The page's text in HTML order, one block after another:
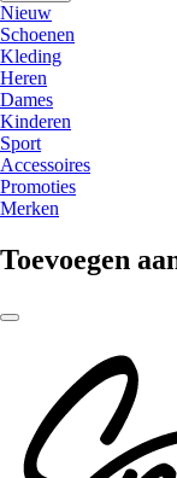
Nieuw
Schoenen
Kleding
Heren
Dames
Kinderen
Sport
Accessoires
Promoties
Merken
Toevoegen